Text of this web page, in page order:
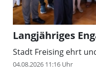
Langjähriges
Stadt Freising ehrt
04.08.2026 11:16 Uhr